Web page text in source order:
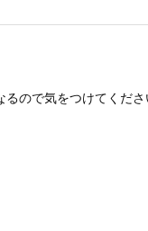
ので気をつけてくだ